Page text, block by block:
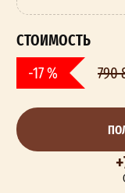
СТОИМОСТЬ
-17 % 790